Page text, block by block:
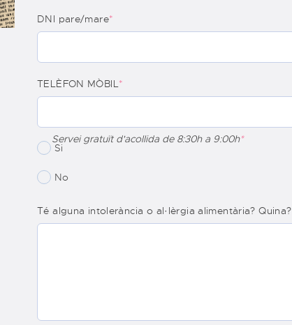
DNI pare/mare*
TELÈFON MÒBIL*
Servei gratuït d'acollida de 8:30h a 9:00h*
Si
No
Té alguna intolerància o al·lèrgia alimentària? Quina?